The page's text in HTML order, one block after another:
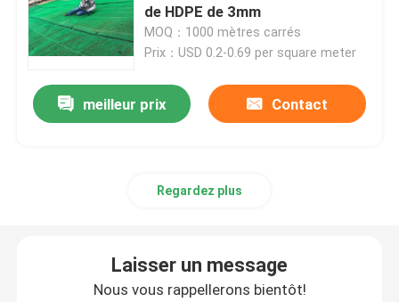
Grille en plastique d'herbe
tissu de drainage de géotextile
Sacs de asséchage de Geotube
de HDPE de 3mm
MOQ：1000 mètres carrés
Prix：USD 0.2-0.69 per square meter
meilleur prix Contact
Regardez plus
Laisser un message
Nous vous rappellerons bientôt!